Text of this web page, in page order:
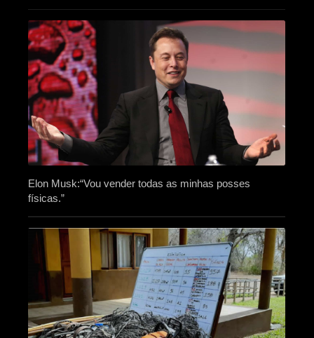
Elon Musk:“Vou vender todas as minhas posses
físicas.”